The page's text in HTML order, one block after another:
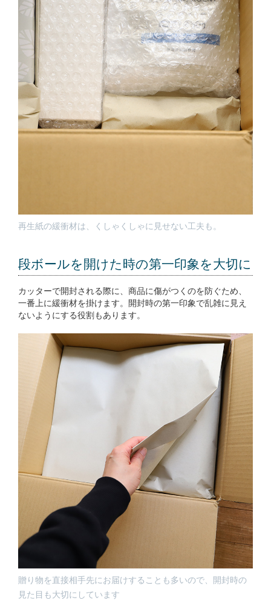
再生紙の緩衝材は、くしゃくしゃに見せない工夫も。
段ボールを開けた時の第一印象を大切に
カッターで開封される際に、商品に傷がつくのを防ぐため、
一番上に緩衝材を掛けます。開封時の第一印象で乱雑に見え
ないようにする役割もあります。
贈り物を直接相手先にお届けすることも多いので、開封時の
見た目も大切にしています